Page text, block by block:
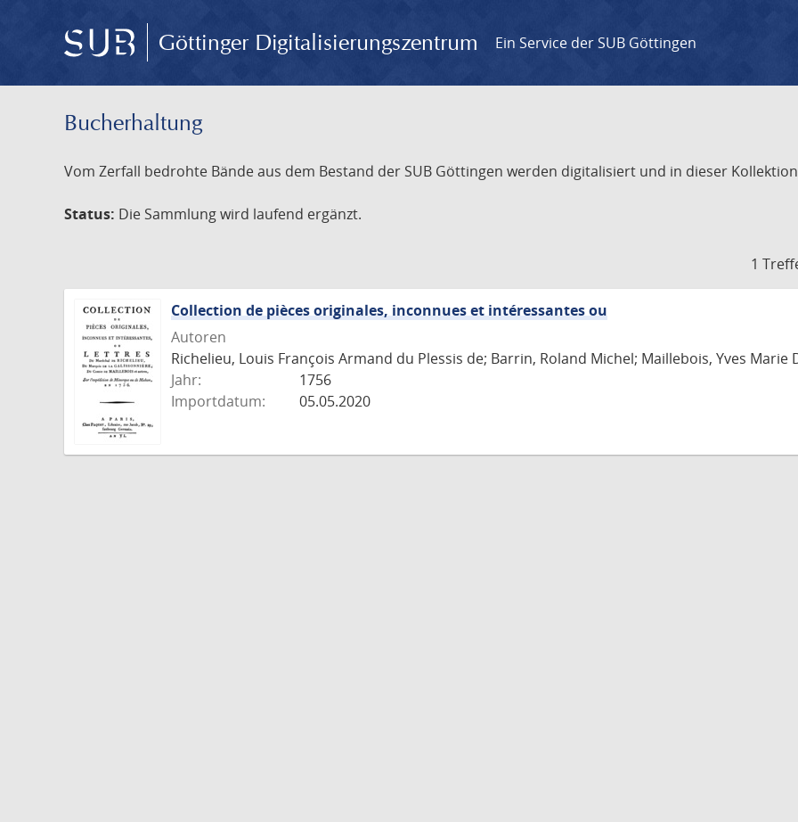
Göttinger Digitalisierungszentrum Ein Service der SUB Göttingen
Bucherhaltung
Vom Zerfall bedrohte Bände aus dem Bestand der SUB Göttingen werden digitalisiert und in dieser
Status: Die Sammlung wird laufend ergänzt.
1
Collection de pièces originales, inconnues et intéressantes ou
Autoren
Richelieu, Louis François Armand du Plessis de; Barrin, Roland Michel; Maillebois, Yves Marie
Jahr:
1756
Importdatum:
05.05.2020